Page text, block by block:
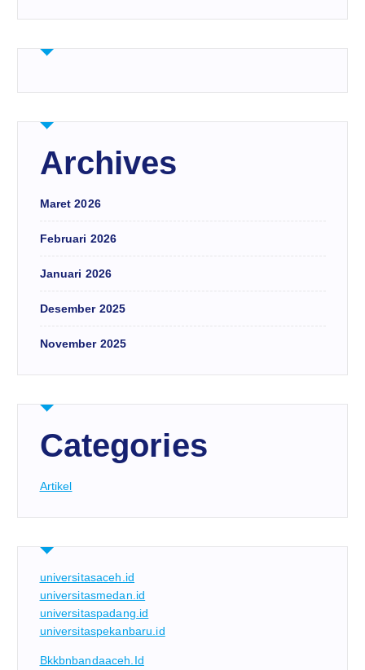
Archives
Maret 2026
Februari 2026
Januari 2026
Desember 2025
November 2025
Categories
Artikel
universitasaceh.id
universitasmedan.id
universitaspadang.id
universitaspekanbaru.id
Bkkbnbandaaceh.id